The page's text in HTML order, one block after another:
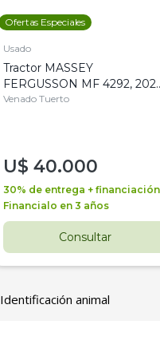
Ofertas Especiales
Usado
Tractor MASSEY
FERGUSSON MF 4292,
4WD, PATON
Venado Tuerto
U$ 40.000
30% de entrega + financiación
Financialo en 3 años
Consultar
Identificación animal